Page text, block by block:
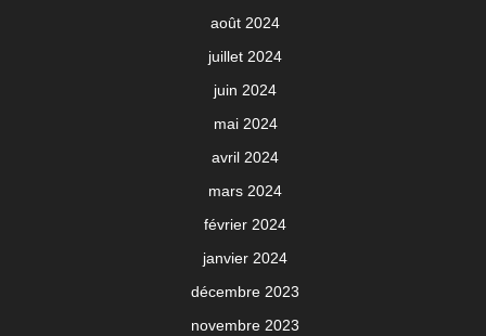
août 2024
juillet 2024
juin 2024
mai 2024
avril 2024
mars 2024
février 2024
janvier 2024
décembre 2023
novembre 2023